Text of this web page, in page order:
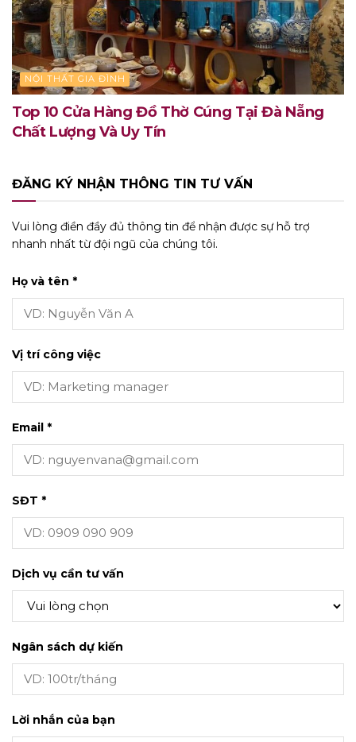
NỘI THẤT GIA ĐÌNH
Top 10 Cửa Hàng Đồ Thờ Cúng Tại Đà Nẵng
Chất Lượng Và Uy Tín
ĐĂNG KÝ NHẬN THÔNG TIN TƯ VẤN
Vui lòng điền đầy đủ thông tin để nhận được sự hỗ trợ
nhanh nhất từ đội ngũ của chúng tôi.
Họ và tên *
Vị trí công việc
Email *
SĐT *
Dịch vụ cần tư vấn
Ngân sách dự kiến
Lời nhắn của bạn